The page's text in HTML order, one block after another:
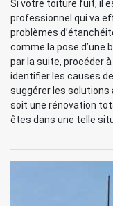
Si votre toiture fuit, il
professionnel qui va
problèmes
comme la pose d’une
par la suite, procéder
identifier les causes
suggérer les solutions
soit une rénovation
êtes dans une telle